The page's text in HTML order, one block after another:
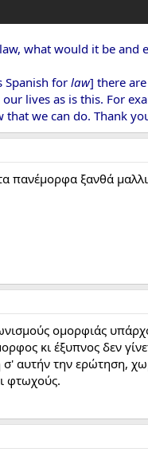
what would it be and
Spanish for law] there
lives as is this. For
that we can do. Thank
πανέμορφα ξανθά
ομορφιάς
κι έξυπνος δεν
σ' αυτήν την ερώτηση,
φτωχούς.